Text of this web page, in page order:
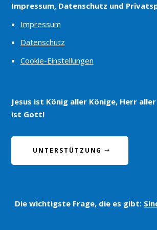
Impressum, Datenschutz und
Impressum
Datenschutz
Cookie-Einstellungen
Jesus ist König aller Könige, Herr
ist Gott!
UNTERSTÜTZUNG
Die wichtigste Frage, die es gibt: